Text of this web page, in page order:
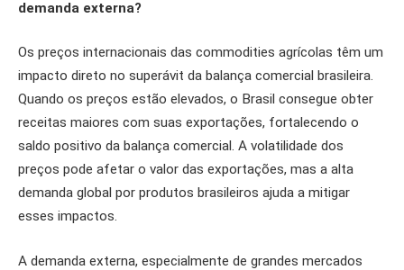
demanda externa?
Os preços internacionais das commodities agrícolas têm um
impacto direto no superávit da balança comercial brasileira.
Quando os preços estão elevados, o Brasil consegue obter
receitas maiores com suas exportações, fortalecendo o
saldo positivo da balança comercial. A volatilidade dos
preços pode afetar o valor das exportações, mas a alta
demanda global por produtos brasileiros ajuda a mitigar
esses impactos.
A demanda externa, especialmente de grandes mercados